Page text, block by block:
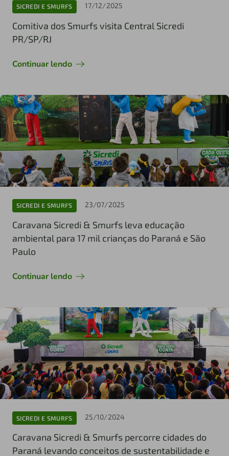
SICREDI E SMURFS 17/12/2025
Comitiva dos Smurfs visita Central Sicredi
PR/SP/RJ
Continuar lendo
SICREDI E SMURFS 23/07/2025
Caravana Sicredi & Smurfs leva educação
ambiental para 17 mil crianças do Paraná e São
Paulo
Continuar lendo
SICREDI E SMURFS 25/10/2024
Caravana Sicredi & Smurfs percorre cidades do
Paraná levando conceitos de sustentabilidade e